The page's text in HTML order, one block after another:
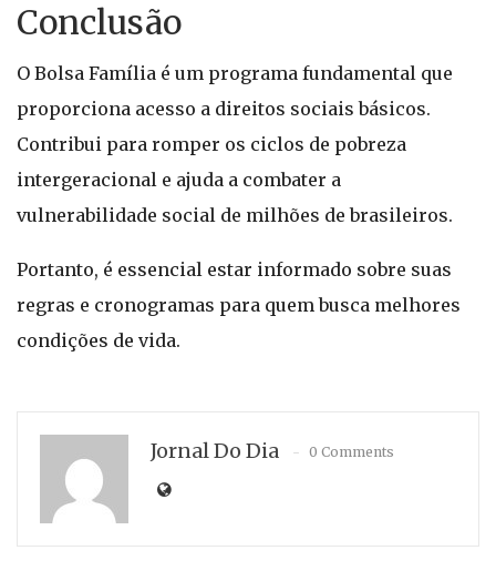
Conclusão
O Bolsa Família é um programa fundamental que
proporciona acesso a direitos sociais básicos.
Contribui para romper os ciclos de pobreza
intergeracional e ajuda a combater a
vulnerabilidade social de milhões de brasileiros.
Portanto, é essencial estar informado sobre suas
regras e cronogramas para quem busca melhores
condições de vida.
Jornal Do Dia 0 Comments